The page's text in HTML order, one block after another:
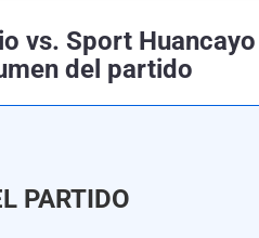
vs. Sport
del partido
PARTIDO